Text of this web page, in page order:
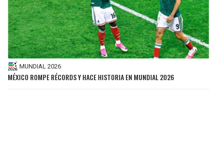
MUNDIAL 2026
MÉXICO ROMPE RÉCORDS Y HACE HISTORIA EN MUNDIAL 2026